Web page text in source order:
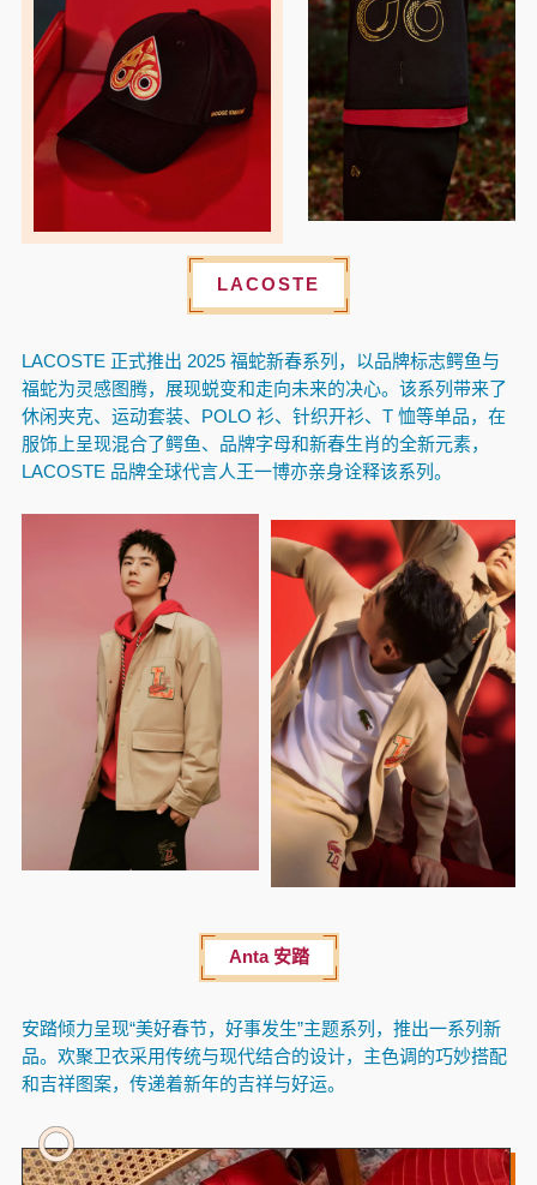
LACOSTE
LACOSTE 正式推出 2025 福蛇新春系列，以品牌标志鳄鱼与
福蛇为灵感图腾，展现蜕变和走向未来的决心。该系列带来了
休闲夹克、运动套装、POLO 衫、针织开衫、T 恤等单品，在
服饰上呈现混合了鳄鱼、品牌字母和新春生肖的全新元素，
LACOSTE 品牌全球代言人王一博亦亲身诠释该系列。
Anta 安踏
安踏倾力呈现“美好春节，好事发生”主题系列，推出一系列新
品。欢聚卫衣采用传统与现代结合的设计，主色调的巧妙搭配
和吉祥图案，传递着新年的吉祥与好运。